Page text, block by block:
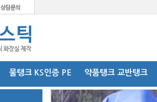
물탱크 KS인증 PE 약품탱크 교반탱크